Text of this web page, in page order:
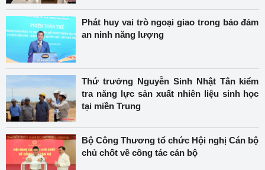
Phát huy vai trò ngoại giao trong bảo đảm
an ninh năng lượng
Thứ trưởng Nguyễn Sinh Nhật Tân kiểm
tra năng lực sản xuất nhiên liệu sinh học
tại miền Trung
Bộ Công Thương tổ chức Hội nghị Cán bộ
chủ chốt về công tác cán bộ